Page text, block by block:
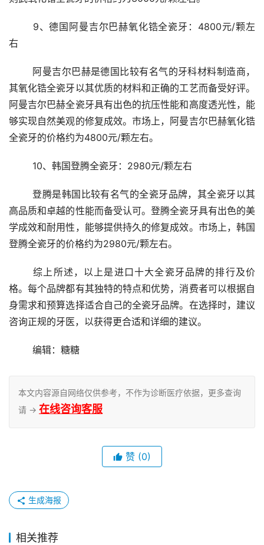
右
其氧化锆全瓷牙以其优质的材料和正确的工艺而备受好评。
阿曼吉尔巴赫全瓷牙具有出色的抗压性能和高度透光性，能
够实现自然美观的修复成效。市场上，阿曼吉尔巴赫氧化锆
全瓷牙的价格约为4800元/颗左右。
	10、韩国登腾全瓷牙：2980元/颗左右
	登腾是韩国比较有名气的全瓷牙品牌，其全瓷牙以其
高品质和卓越的性能而备受认可。登腾全瓷牙具有出色的美
学成效和耐用性，能够提供持久的修复成效。市场上，韩国
登腾全瓷牙的价格约为2980元/颗左右。
	综上所述，以上是进口十大全瓷牙品牌的排行及价
格。每个品牌都有其独特的特点和优势，消费者可以根据自
身需求和预算选择适合自己的全瓷牙品牌。在选择时，建议
咨询正规的牙医，以获得更合适和详细的建议。
	编辑：糖糖
本文内容源自网络仅供参考，不作为诊断医疗依据，更多查询
请 → 在线咨询客服
赞 (0)
生成海报
相关推荐